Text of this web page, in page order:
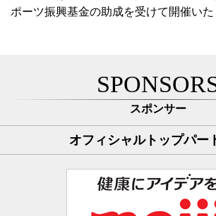
ポーツ振興基金の助成を受けて開催いた
スポンサー
オフィシャルトップパー